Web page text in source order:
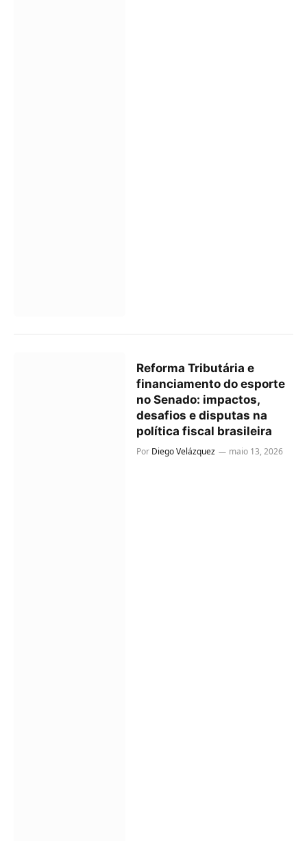
Reforma Tributária e
financiamento do esporte
no Senado: impactos,
desafios e disputas na
política fiscal brasileira
Por Diego Velázquez maio 13, 2026